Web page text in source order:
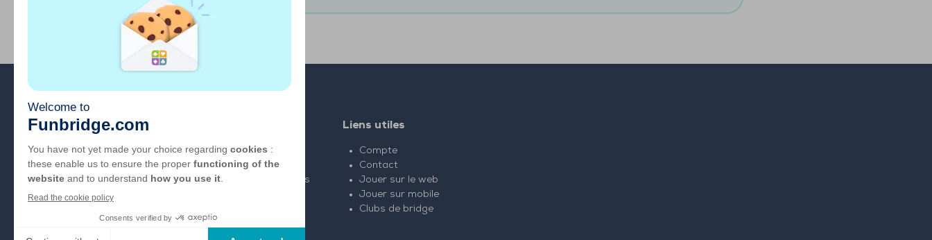
FAQ
Emploi
Liens partenaires
Liens utiles
Compte
Contact
Jouer sur le web
Jouer sur mobile
Clubs de bridge